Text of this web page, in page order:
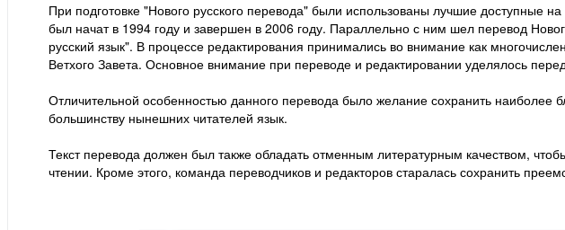
При подготовке "Нового русского перевода" были использованы лучшие доступные
был начат в 1994 году и завершен в 2006 году. Параллельно с ним шел перевод
русский язык". В процессе редактирования принимались во внимание как
Ветхого Завета. Основное внимание при переводе и редактировании уделялось
Отличительной особенностью данного перевода было желание сохранить наиболее
большинству нынешних читателей язык.
Текст перевода должен был также обладать отменным литературным качеством,
чтении. Кроме этого, команда переводчиков и редакторов старалась сохранить